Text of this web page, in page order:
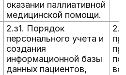
оказании паллиативной
медицинской помощи.
2.з1. Порядок
персонального учета и
создания
информационной базы
данных пациентов,